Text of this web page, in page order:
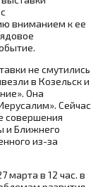
вниманием к ее
не смутились
в Козельск и
Она
Сейчас
совершения
и Ближнего
из-за
марта в 12 час. в